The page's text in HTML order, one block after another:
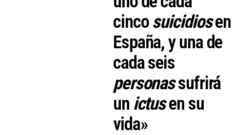
cincosuicidiosen
España, y una de
cada seis
personassufrirá
un ictusen su
vida»